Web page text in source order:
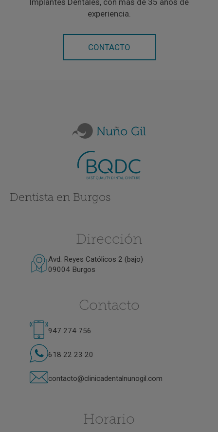
Implantes Dentales, con más de 35 años de
experiencia.
CONTACTO
Dentista en Burgos
Dirección
Avd. Reyes Católicos 2 (bajo)
09004 Burgos
Contacto
947 274 756
618 22 23 20
contacto@clinicadentalnunogil.com
Horario